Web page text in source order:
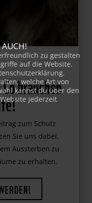
brauchen
zum Schutz
Sie uns dabei,
Aussterben zu
zu erhalten.
AUCH!
zu gestalten
auf die Website.
welche Art von
kannst du über den
jederzeit